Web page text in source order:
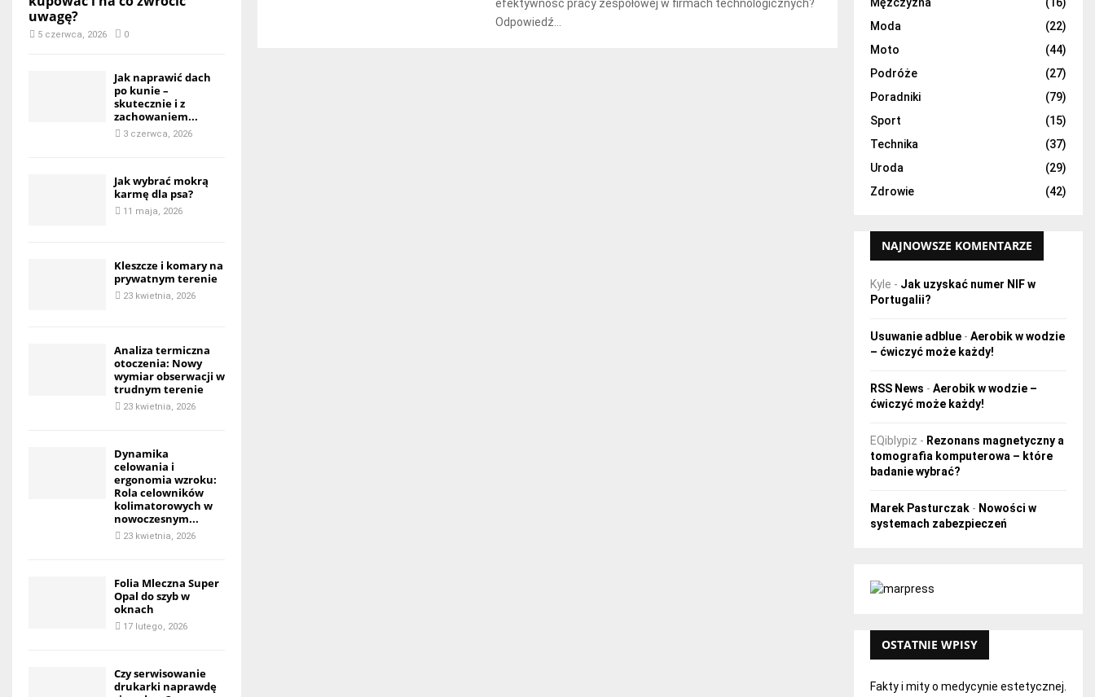
efektywność pracy zespołowej w firmach technologicznych?
Odpowiedź...
uwagę?
5 czerwca, 2026 0
Jak naprawić dach
po kunie –
skutecznie i z
zachowaniem...
3 czerwca, 2026
Jak wybrać mokrą
karmę dla psa?
11 maja, 2026
Kleszcze i komary na
prywatnym terenie
23 kwietnia, 2026
Analiza termiczna
otoczenia: Nowy
wymiar obserwacji w
trudnym terenie
23 kwietnia, 2026
Dynamika
celowania i
ergonomia wzroku:
Rola celowników
kolimatorowych w
nowoczesnym...
23 kwietnia, 2026
Folia Mleczna Super
Opal do szyb w
oknach
17 lutego, 2026
Czy serwisowanie
drukarki naprawdę
Moda
(22)
Moto
(44)
Podróże
(27)
Poradniki
(79)
Sport
(15)
Technika
(37)
Uroda
(29)
Zdrowie
(42)
NAJNOWSZE KOMENTARZE
Kyle - Jak uzyskać numer NIF w
Portugalii?
Usuwanie adblue- Aerobik w wodzie
– ćwiczyć może każdy!
RSS News - Aerobik w wodzie –
ćwiczyć może każdy!
EQiblypiz - Rezonans magnetyczny a
tomografia komputerowa – które
badanie wybrać?
Marek Pasturczak- Nowości w
systemach zabezpieczeń
OSTATNIE WPISY
Fakty i mity o medycynie estetycznej.